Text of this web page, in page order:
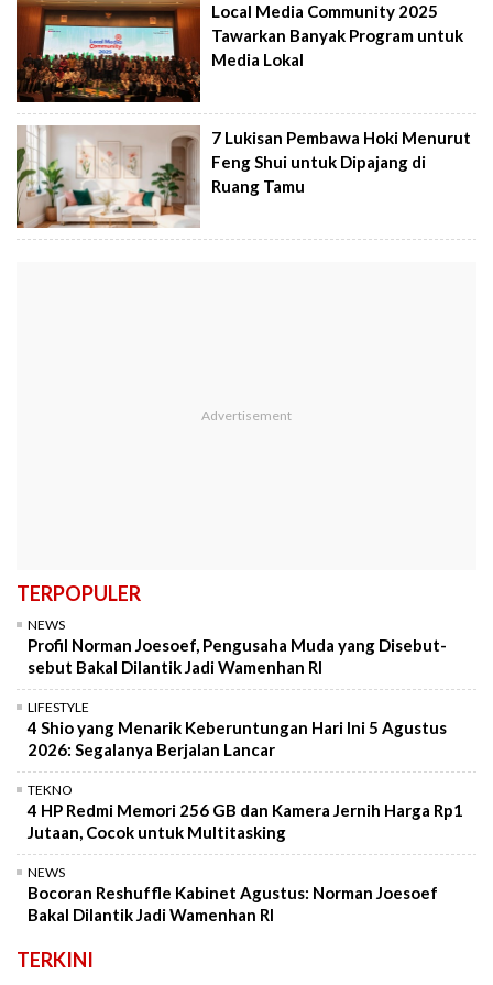
Local Media Community 2025
Tawarkan Banyak Program untuk
Media Lokal
7 Lukisan Pembawa Hoki Menurut
Feng Shui untuk Dipajang di
Ruang Tamu
TERPOPULER
NEWS
Profil Norman Joesoef, Pengusaha Muda yang Disebut-
sebut Bakal Dilantik Jadi Wamenhan RI
LIFESTYLE
4 Shio yang Menarik Keberuntungan Hari Ini 5 Agustus
2026: Segalanya Berjalan Lancar
TEKNO
4 HP Redmi Memori 256 GB dan Kamera Jernih Harga Rp1
Jutaan, Cocok untuk Multitasking
NEWS
Bocoran Reshuffle Kabinet Agustus: Norman Joesoef
Bakal Dilantik Jadi Wamenhan RI
TERKINI